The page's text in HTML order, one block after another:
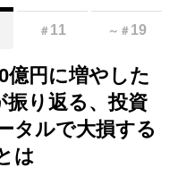
＃ 11 ～ ＃ 19
億円に増やした
振り返る、投資
タルで大損する
は